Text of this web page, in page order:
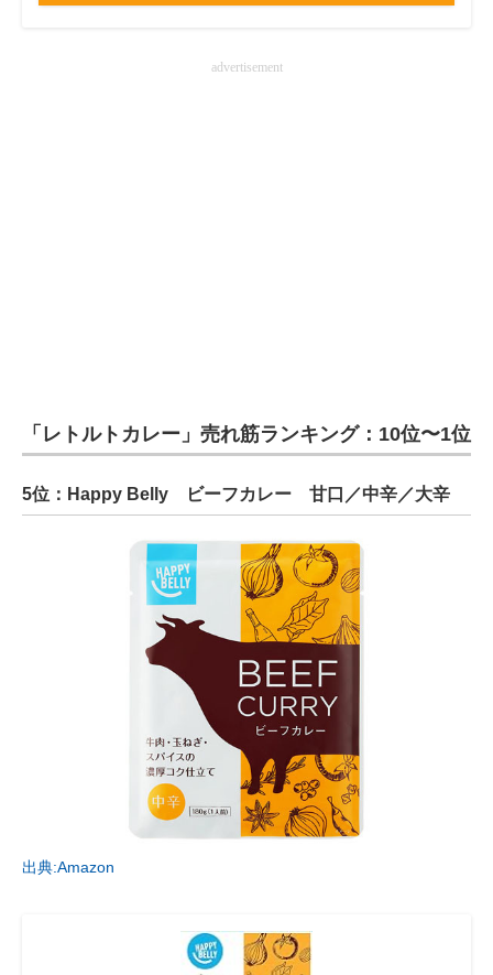
advertisement
「レトルトカレー」売れ筋ランキング：10位〜1位
5位：Happy Belly ビーフカレー 甘口／中辛／大辛
出典:Amazon